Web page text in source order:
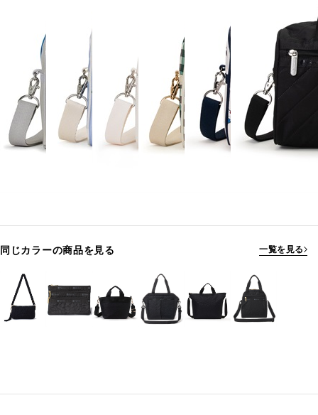
同じカラーの商品を見る 一覧を見る